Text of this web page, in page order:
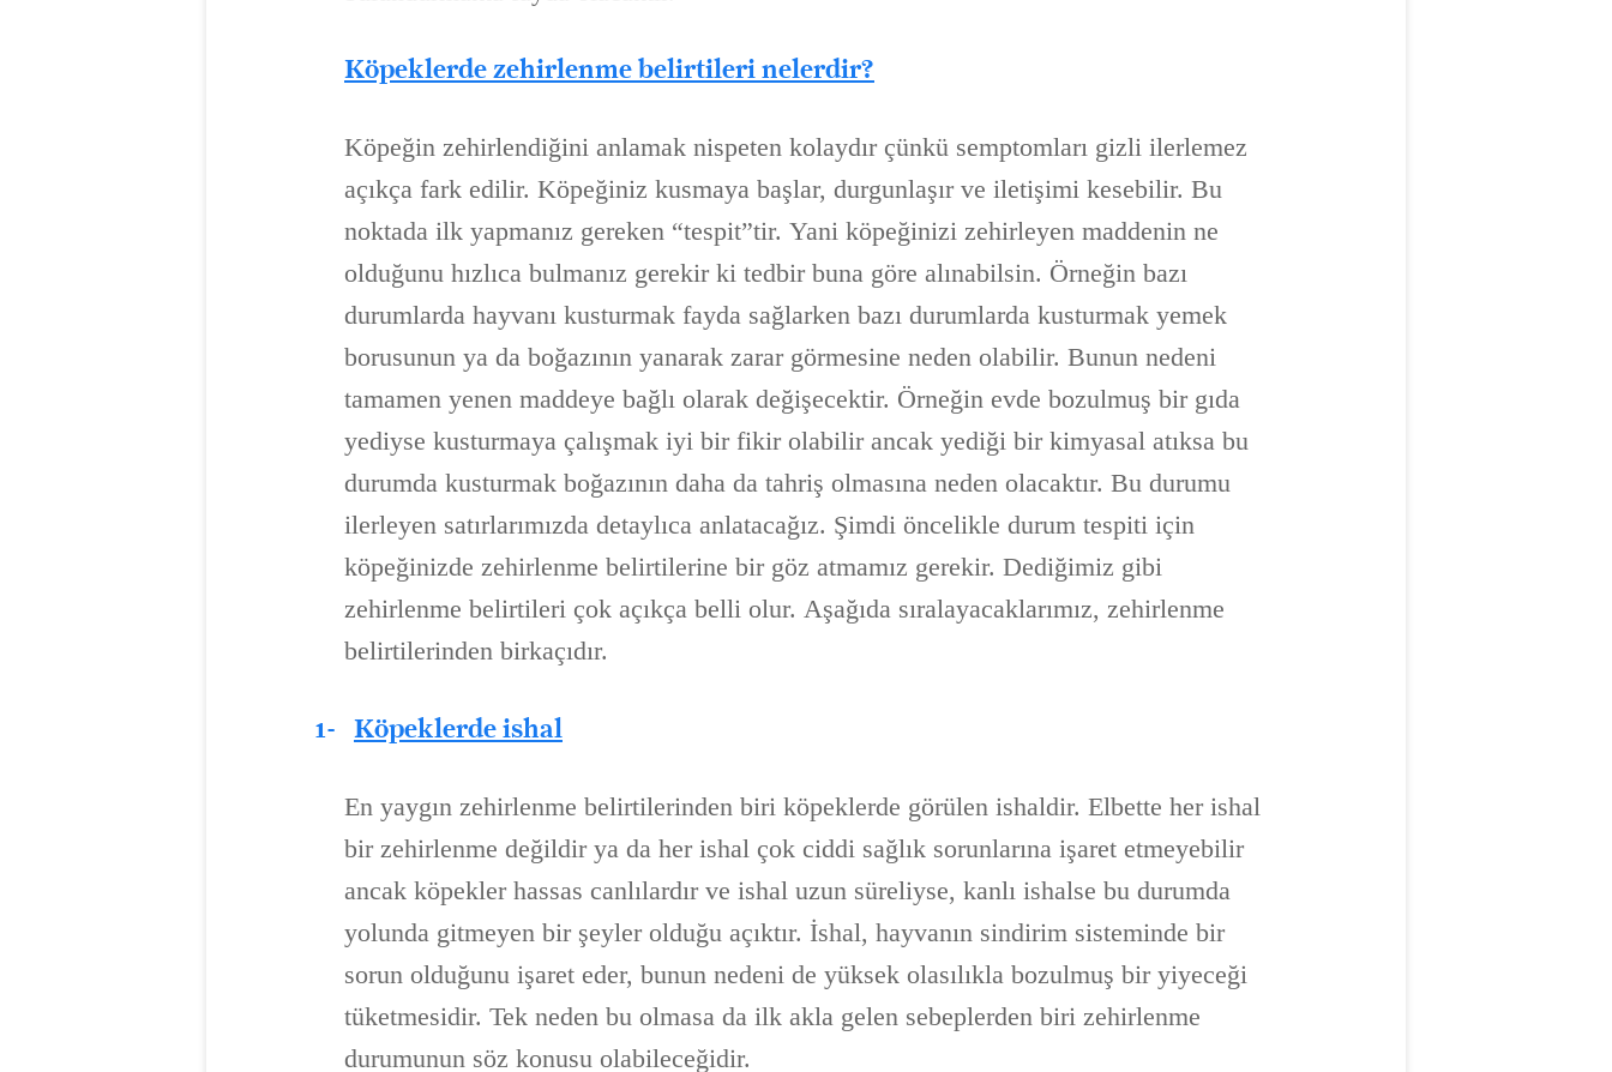
Köpeklerde zehirlenme belirtileri nelerdir?
Köpeğin zehirlendiğini anlamak nispeten kolaydır çünkü semptomları gizli ilerlemez
açıkça fark edilir. Köpeğiniz kusmaya başlar, durgunlaşır ve iletişimi kesebilir. Bu
noktada ilk yapmanız gereken “tespit”tir. Yani köpeğinizi zehirleyen maddenin ne
olduğunu hızlıca bulmanız gerekir ki tedbir buna göre alınabilsin. Örneğin bazı
durumlarda hayvanı kusturmak fayda sağlarken bazı durumlarda kusturmak yemek
borusunun ya da boğazının yanarak zarar görmesine neden olabilir. Bunun nedeni
tamamen yenen maddeye bağlı olarak değişecektir. Örneğin evde bozulmuş bir gıda
yediyse kusturmaya çalışmak iyi bir fikir olabilir ancak yediği bir kimyasal atıksa bu
durumda kusturmak boğazının daha da tahriş olmasına neden olacaktır. Bu durumu
ilerleyen satırlarımızda detaylıca anlatacağız. Şimdi öncelikle durum tespiti için
köpeğinizde zehirlenme belirtilerine bir göz atmamız gerekir. Dediğimiz gibi
zehirlenme belirtileri çok açıkça belli olur. Aşağıda sıralayacaklarımız, zehirlenme
belirtilerinden birkaçıdır.
1- Köpeklerde ishal
En yaygın zehirlenme belirtilerinden biri köpeklerde görülen ishaldir. Elbette her ishal
bir zehirlenme değildir ya da her ishal çok ciddi sağlık sorunlarına işaret etmeyebilir
ancak köpekler hassas canlılardır ve ishal uzun süreliyse, kanlı ishalse bu durumda
yolunda gitmeyen bir şeyler olduğu açıktır. İshal, hayvanın sindirim sisteminde bir
sorun olduğunu işaret eder, bunun nedeni de yüksek olasılıkla bozulmuş bir yiyeceği
tüketmesidir. Tek neden bu olmasa da ilk akla gelen sebeplerden biri zehirlenme
durumunun söz konusu olabileceğidir.